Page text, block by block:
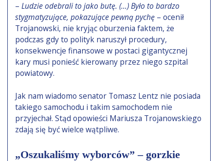
– Ludzie odebrali to jako butę. (…) Było to bardzo
stygmatyzujące, pokazujące pewną pychę – ocenił
Trojanowski, nie kryjąc oburzenia faktem, że
podczas gdy to polityk naruszył procedury,
konsekwencje finansowe w postaci gigantycznej
kary musi ponieść kierowany przez niego szpital
powiatowy.
Jak nam wiadomo senator Tomasz Lentz nie posiada
takiego samochodu i takim samochodem nie
przyjechał. Stąd opowieści Mariusza Trojanowskiego
zdają się być wielce wątpliwe.
„Oszukaliśmy wyborców” – gorzkie